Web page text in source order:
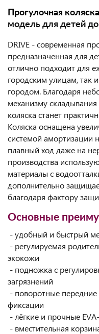
Прогулочная
модель для детей
DRIVE - современная
предназначенная для
отлично подходит для
городским улицам, так
городом. Благодаря
механизму
коляска станет
Коляска оснащена
системой амортизации
плавный ход даже на
производства
материалы с
дополнительно
благодаря фактору
Основные
- удобный и быстрый
- регулируемая
экокожи
- подножка с
загрязнений
- поворотные
фиксации
- лёгкие и прочные
- вместительная